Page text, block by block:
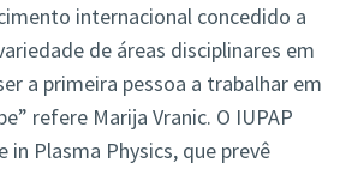
internacional concedido a
de áreas disciplinares em
a primeira pessoa a trabalhar em
refere Marija Vranic. O IUPAP
in Plasma Physics, que prevê